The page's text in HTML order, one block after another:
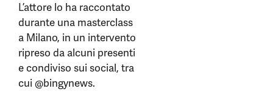
L’attore lo ha raccontato
durante una masterclass
a Milano, in un intervento
ripreso da alcuni presenti
e condiviso sui social, tra
cui @bingynews.